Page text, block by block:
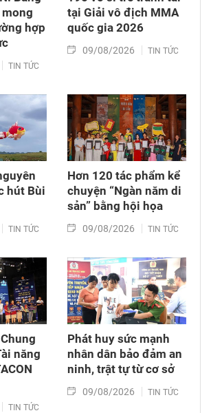
hợp
TIN TỨC
tại Giải vô địch MMA
quốc gia 2026
09/08/2026 TIN TỨC
hút Bùi
TIN TỨC
Hơn 120 tác phẩm kể
chuyện “Ngàn năm di
sản” bằng hội họa
09/08/2026 TIN TỨC
năng
TIN TỨC
Phát huy sức mạnh
nhân dân bảo đảm an
ninh, trật tự từ cơ sở
09/08/2026 TIN TỨC